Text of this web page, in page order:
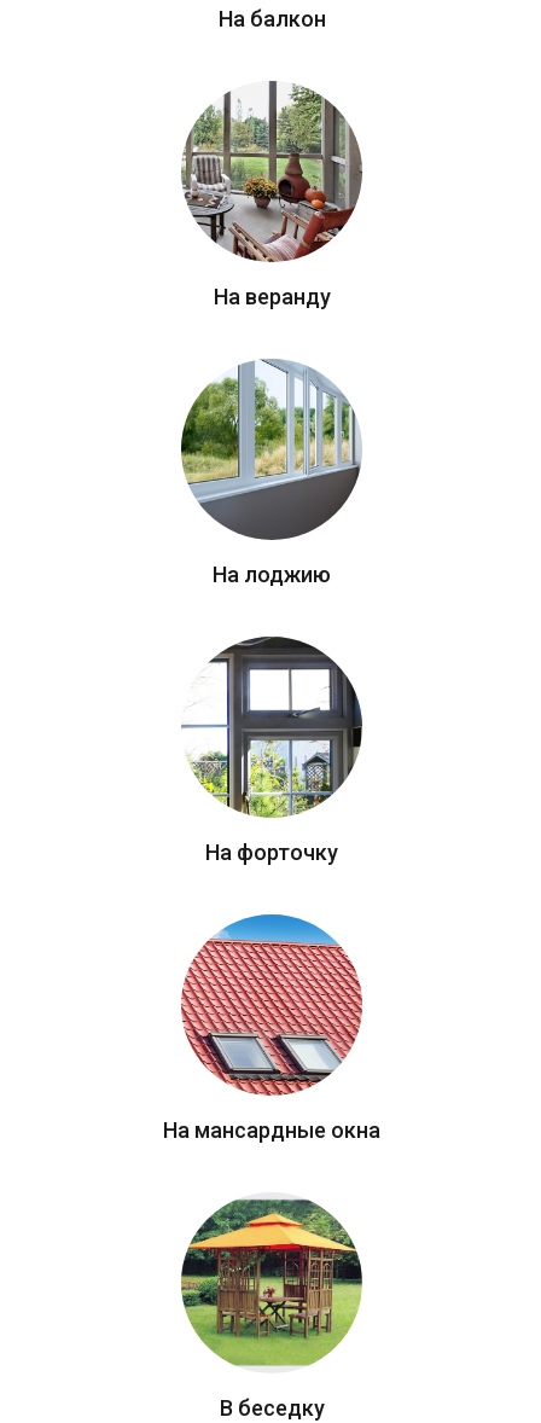
На балкон
В беседку
На веранду
На лоджию
На мансардные окна
На форточку